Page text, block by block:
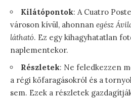
Kilátópontok: A Cuatro
városon kívül, ahonnan egész
látható. Ez egy kihagyhatatlan
naplementekor.
Részletek: Ne feledkezzen
a régi kőfaragásokról és a
sem. Ezek a részletek